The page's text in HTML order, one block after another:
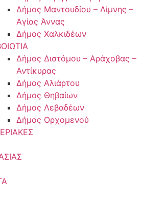
Δήμος Μαντουδίου – Λίμνης –
Αγίας Άννας
Δήμος Χαλκιδέων
Δήμος Διστόμου – Αράχοβας –
Αντίκυρας
Δήμος Αλιάρτου
Δήμος Θηβαίων
Δήμος Λεβαδέων
Δήμος Ορχομενού